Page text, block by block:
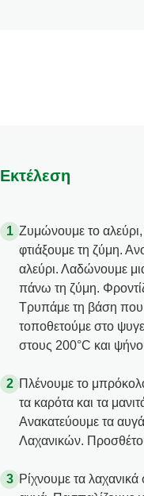
Εκτέλεση
Ζυμώνουμε το αλεύρι,
φτιάξουμε τη ζύμη.
αλεύρι. Λαδώνουμε
πάνω τη ζύμη.
Τρυπάμε τη βάση που
τοποθετούμε στο
στους 200°C και
Πλένουμε το
τα καρότα και τα
Ανακατεύουμε τα
Λαχανικών.
Ρίχνουμε τα